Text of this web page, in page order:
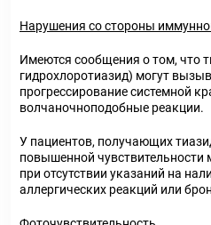
Нарушения со стороны
Имеются сообщения о том, что
гидрохлоротиазид) могут
прогрессирование системной
волчаночноподобные реакции.
У пациентов, получающих
повышенной чувствительности
при отсутствии указаний на
аллергических реакций или